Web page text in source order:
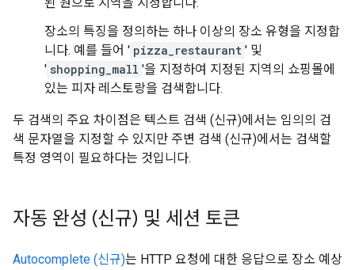
장소의 특징을 정의하는 하나 이상의 장소 유형을 지정합
니다. 예를 들어 ' pizza_restaurant ' 및
' shopping_mall '을 지정하여 지정된 지역의 쇼핑몰에
있는 피자 레스토랑을 검색합니다.
두 검색의 주요 차이점은 텍스트 검색 (신규)에서는 임의의 검
색 문자열을 지정할 수 있지만 주변 검색 (신규)에서는 검색할
특정 영역이 필요하다는 것입니다.
자동 완성 (신규) 및 세션 토큰
Autocomplete (신규)는 HTTP 요청에 대한 응답으로 장소 예상